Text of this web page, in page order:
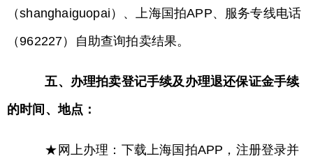
（shanghaiguopai）、上海国拍APP、服务专线电话
（962227）自助查询拍卖结果。
五、办理拍卖登记手续及办理退还保证金手续
的时间、地点：
★网上办理：下载上海国拍APP，注册登录并